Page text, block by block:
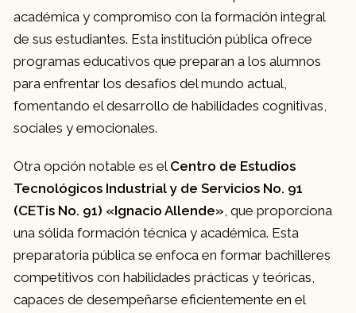
académica y compromiso con la formación integral
de sus estudiantes. Esta institución pública ofrece
programas educativos que preparan a los alumnos
para enfrentar los desafíos del mundo actual,
fomentando el desarrollo de habilidades cognitivas,
sociales y emocionales.
Otra opción notable es el Centro de Estudios
Tecnológicos Industrial y de Servicios No. 91
(CETis No. 91) «Ignacio Allende», que proporciona
una sólida formación técnica y académica. Esta
preparatoria pública se enfoca en formar bachilleres
competitivos con habilidades prácticas y teóricas,
capaces de desempeñarse eficientemente en el